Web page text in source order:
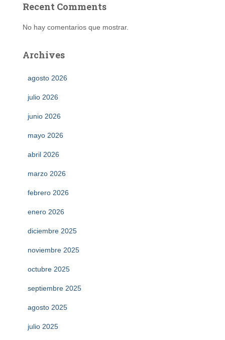
Recent Comments
No hay comentarios que mostrar.
Archives
agosto 2026
julio 2026
junio 2026
mayo 2026
abril 2026
marzo 2026
febrero 2026
enero 2026
diciembre 2025
noviembre 2025
octubre 2025
septiembre 2025
agosto 2025
julio 2025